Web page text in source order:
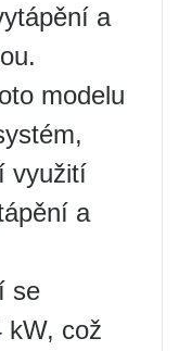
a
modelu
využití
a
se
kW, což